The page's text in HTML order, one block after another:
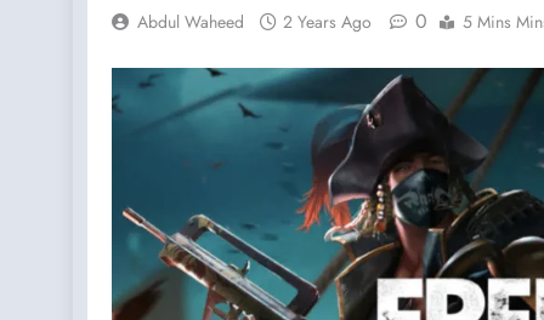
Abdul Waheed 2 Years Ago 0 5 Mins